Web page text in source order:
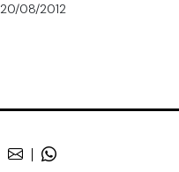
20/08/2012